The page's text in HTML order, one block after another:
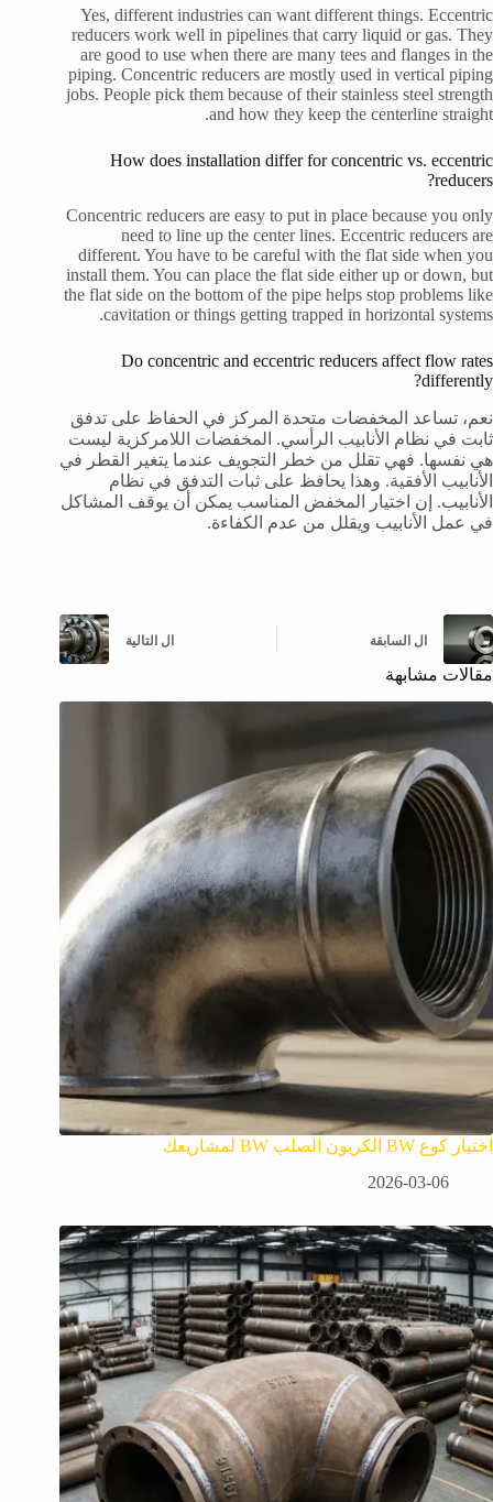
Yes, different industries can want different things. Eccentric
reducers work well in pipelines that carry liquid or gas. They
are good to use when there are many tees and flanges in the
piping. Concentric reducers are mostly used in vertical piping
jobs. People pick them because of their stainless steel strength
and how they keep the centerline straight.
How does installation differ for concentric vs. eccentric
reducers?
Concentric reducers are easy to put in place because you only
need to line up the center lines. Eccentric reducers are
different. You have to be careful with the flat side when you
install them. You can place the flat side either up or down, but
the flat side on the bottom of the pipe helps stop problems like
cavitation or things getting trapped in horizontal systems.
Do concentric and eccentric reducers affect flow rates
differently?
نعم، تساعد المخفضات متحدة المركز في الحفاظ على تدفق
ثابت في نظام الأنابيب الرأسي. المخفضات اللامركزية ليست
هي نفسها. فهي تقلل من خطر التجويف عندما يتغير القطر في
الأنابيب الأفقية. وهذا يحافظ على ثبات التدفق في نظام
الأنابيب. إن اختيار المخفض المناسب يمكن أن يوقف المشاكل
في عمل الأنابيب ويقلل من عدم الكفاءة.
ال السابقة ال التالية
مقالات مشابهة
اختيار كوع BW الكربون الصلب BW لمشاريعك
2026-03-06